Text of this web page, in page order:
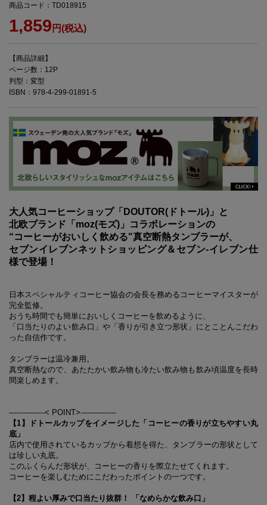
商品コード：TD018915
1,859 円(税込)
【商品詳細】
ページ数：12P
判型：変型
ISBN：978-4-299-01891-5
大人気コーヒーショップ「 DOUTOR( ドトール) 」と
北欧ブランド「 moz(モズ) 」コラボレーションの
“コーヒーがおいしく飲める"真空断熱タンブラーが、
セブンイレブンネットショッピング＆セブン‐イレブン仕
様で登場！
日本スペシャルティコーヒー協会の会長を務めるコーヒーマイスターが
完全監修。
おうち時間でも簡単においしくコーヒーを飲めるように、
「口当たりのよい飲み口」や「香りが引き立つ形状」にとことんこだわ
った自信作です。
タンブラーは温冷兼用。
真空断熱なので、あたたかい飲み物も冷たい飲み物も飲み頃温度を長時
間楽しめます。
---------------< POINT>---------------
【1】ドトールカップをイメージした「コーヒーの香りが立ちやすい丸
底」
店内で使用されているカップから着想を得た、タンブラーの形状として
は珍しい丸底。
このふくらんだ形状が、コーヒーの香りを際立たせてくれます。
コーヒーを楽しむためにこだわったポイントの一つです。
【2】程よい厚みで口当たり抜群 ！
「なめらかな飲み口」